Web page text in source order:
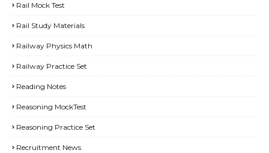
Rail Mock Test
Rail Study Materials
Railway Physics Math
Railway Practice Set
Reading Notes
Reasoning MockTest
Reasoning Practice Set
Recruitment News